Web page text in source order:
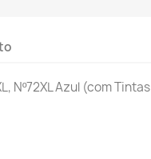
Nº72XL Azul (com Tintas